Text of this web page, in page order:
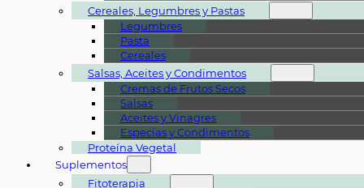
Cereales, Legumbres y Pastas
Legumbres
Pasta
Cereales
Salsas, Aceites y Condimentos
Cremas de Frutos Secos
Salsas
Aceites y Vinagres
Especias y Condimentos
Proteína Vegetal
Suplementos
Fitoterapia